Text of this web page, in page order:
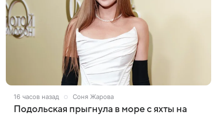
16 часов назад Соня Жарова
Подольская прыгнула в море с яхты на